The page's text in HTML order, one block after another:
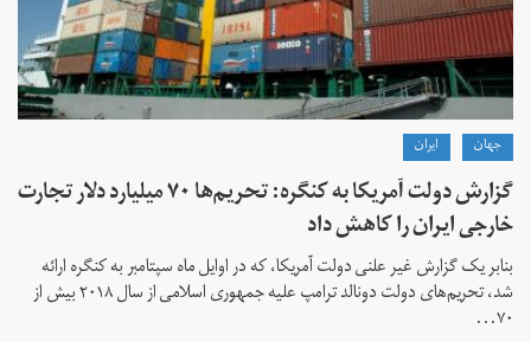
جهان ايران
گزارش دولت آمریکا به کنگره: تحریم‌ها ۷۰ میلیارد دلار تجارت
خارجی ایران را کاهش داد
بنابر یک گزارش غیر علنی دولت آمریکا، که در اوایل ماه سپتامبر به کنگره ارائه
شد، تحریم‌های دولت دونالد ترامپ علیه جمهوری اسلامی از سال ۲۰۱۸ بیش از
۷۰...